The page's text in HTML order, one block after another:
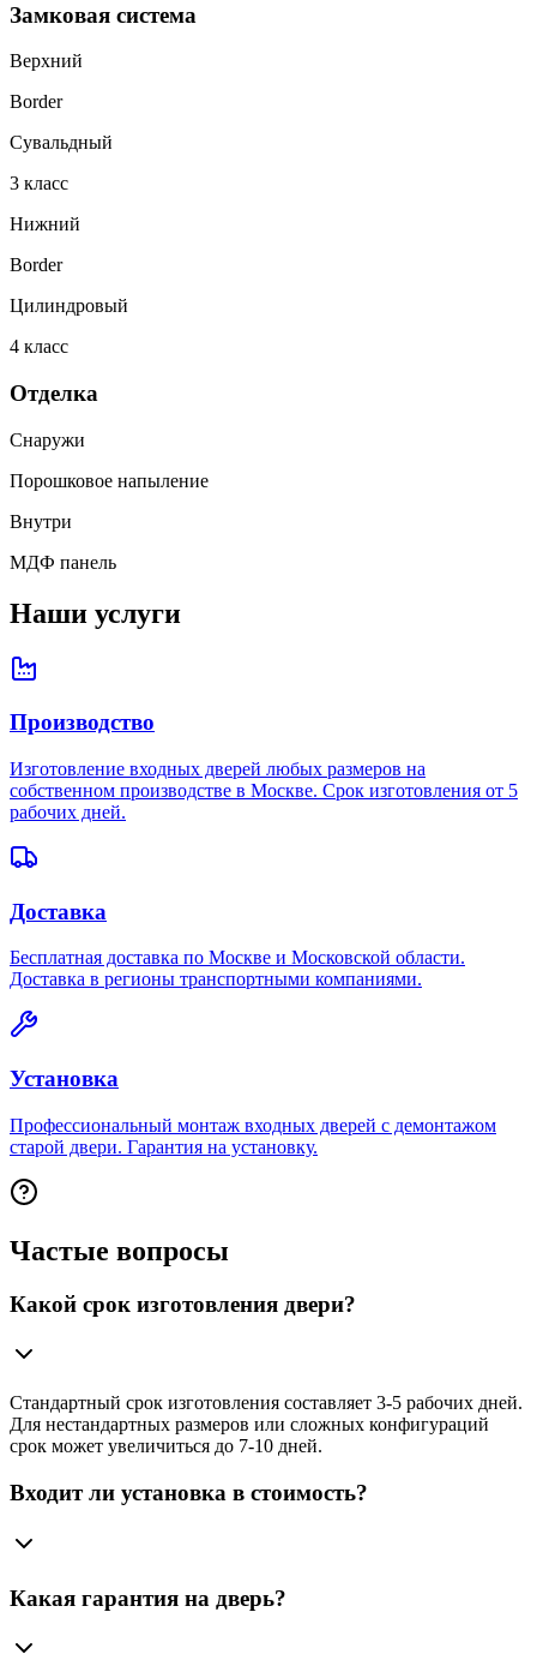
Замковая система
Верхний
Border
Сувальдный
3 класс
Нижний
Border
Цилиндровый
4 класс
Отделка
Снаружи
Порошковое напыление
Внутри
МДФ панель
Наши услуги
Производство
Изготовление входных дверей любых размеров на
собственном производстве в Москве. Срок изготовления от 5
рабочих дней.
Доставка
Бесплатная доставка по Москве и Московской области.
Доставка в регионы транспортными компаниями.
Установка
Профессиональный монтаж входных дверей с демонтажом
старой двери. Гарантия на установку.
Частые вопросы
Какой срок изготовления двери?
Стандартный срок изготовления составляет 3-5 рабочих дней.
Для нестандартных размеров или сложных конфигураций
срок может увеличиться до 7-10 дней.
Входит ли установка в стоимость?
Какая гарантия на дверь?